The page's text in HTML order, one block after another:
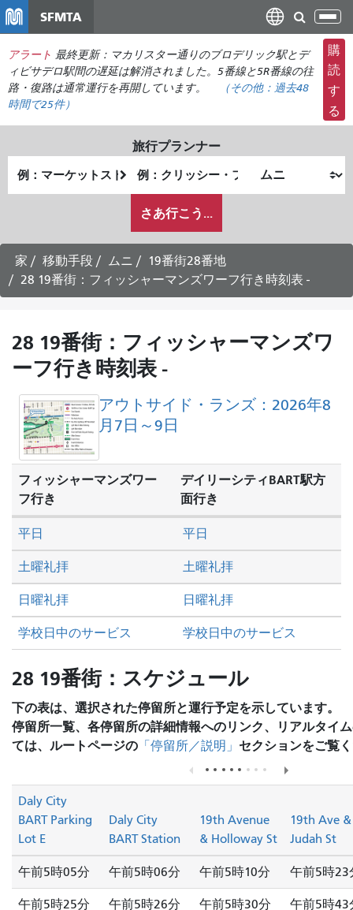
ン
コ
ン
ン
ツ
移
SFMTA
ナ
ビ
ゲ
ー
シ
ョ
の
切
り
え
アラート 最終更新：マカリスター通りのブロデリック駅とデ
ィビサデロ駅間の遅延は解消されました。5番線と5R番線の往
路・復路は通常運行を再開しています。
（その他： 過去48
時間で25件）
購
読
す
る
旅行プランナー
出
発
終
了
が
ど
の
よ
う
旅
し
か
さあ行こう...
家 移動手段 ムニ
19番街28番地
28 19番街：フィッシャーマンズワーフ行き時刻表 -
28 19番街：フィッシャーマンズワ
ーフ行き時刻表 -
アウトサイド・ランズ：2026年8
月7日～9日
フィッシャーマンズワー
フ行き
デイリーシティBART駅方
面行き
土曜礼拝 土曜礼拝
日曜礼拝 日曜礼拝
平日 平日
学校日中のサービス 学校日中のサービス
28 19番街：スケジュール
下の表は、選択された停留所と運行予定を示しています。
停留所一覧、各停留所の詳細情報へのリンク、リアルタイ
ては、ルートページの 「停留所／説明」 セクションをご覧
Daly City
BART Parking
Lot E
Daly City
BART Station
19th Avenue
& Holloway St
19th Ave &
Judah St
午前5時05分 午前5時06分 午前5時10分 午前5時23
午前5時25分 午前5時26分 午前5時30分 午前5時43